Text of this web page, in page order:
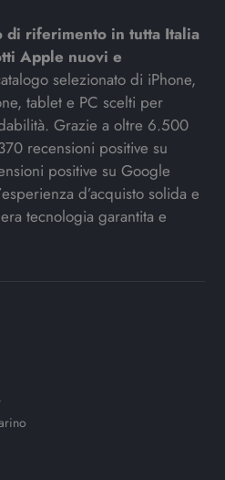
di riferimento in tutta Italia
Apple nuovi e
selezionato di iPhone,
tablet e PC scelti per
Grazie a oltre 6.500
recensioni positive su
positive su Google
d’acquisto solida e
tecnologia garantita e